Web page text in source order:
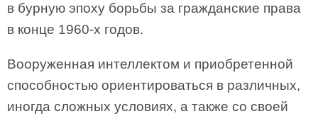
в бурную эпоху борьбы за гражданские права
в конце 1960-х годов.
Вооруженная интеллектом и приобретенной
способностью ориентироваться в различных,
иногда сложных условиях, а также со своей